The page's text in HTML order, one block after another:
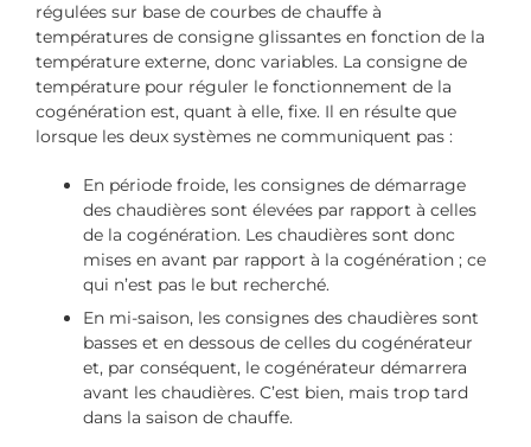
régulées sur base de courbes de chauffe à
températures de consigne glissantes en fonction de la
température externe, donc variables. La consigne de
température pour réguler le fonctionnement de la
cogénération est, quant à elle, fixe. Il en résulte que
lorsque les deux systèmes ne communiquent pas :
En période froide, les consignes de démarrage
des chaudières sont élevées par rapport à celles
de la cogénération. Les chaudières sont donc
mises en avant par rapport à la cogénération ; ce
qui n’est pas le but recherché.
En mi-saison, les consignes des chaudières sont
basses et en dessous de celles du cogénérateur
et, par conséquent, le cogénérateur démarrera
avant les chaudières. C’est bien, mais trop tard
dans la saison de chauffe.